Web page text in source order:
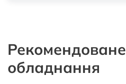
Рекомендоване
обладнання